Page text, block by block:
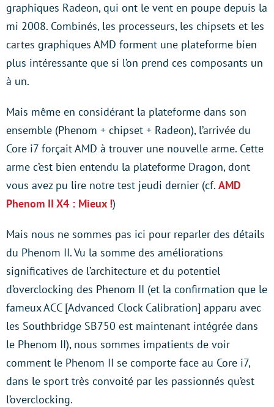
graphiques Radeon, qui ont le vent en poupe depuis la
mi 2008. Combinés, les processeurs, les chipsets et les
cartes graphiques AMD forment une plateforme bien
plus intéressante que si l’on prend ces composants un
à un.
Mais même en considérant la plateforme dans son
ensemble (Phenom + chipset + Radeon), l’arrivée du
Core i7 forçait AMD à trouver une nouvelle arme. Cette
arme c’est bien entendu la plateforme Dragon, dont
vous avez pu lire notre test jeudi dernier (cf. AMD
Phenom II X4 : Mieux !)
Mais nous ne sommes pas ici pour reparler des détails
du Phenom II. Vu la somme des améliorations
significatives de l’architecture et du potentiel
d’overclocking des Phenom II (et la confirmation que le
fameux ACC [Advanced Clock Calibration] apparu avec
les Southbridge SB750 est maintenant intégrée dans
le Phenom II), nous sommes impatients de voir
comment le Phenom II se comporte face au Core i7,
dans le sport très convoité par les passionnés qu’est
l’overclocking.